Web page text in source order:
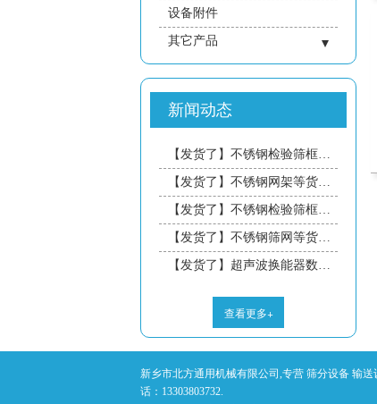
设备附件
其它产品
- 仓壁设备
- 成套系统
- 振动平台
- 振动电机
- 煤炭行业
- 冶金行业
新闻动态
【发货了】不锈钢检验筛框等货物今日发往青岛的藏工，预计三天到达，请注意接收！
【发货了】不锈钢网架等货物今日发往杭州的胡工，预计三天到达，请注意接收！
【发货了】不锈钢检验筛框等货物今日发往惠州的曾工，预计三天到达，请注意接收！
【发货了】不锈钢筛网等货物今日发往中山的宋工，预计三天到达，请注意接收！
【发货了】超声波换能器数据线等货物今日发往徐州的胥工，预计三天到达，请注意接收！
查看更多+
新乡市北方通用机械有限公司,专营 筛分设备 输
话：13303803732.